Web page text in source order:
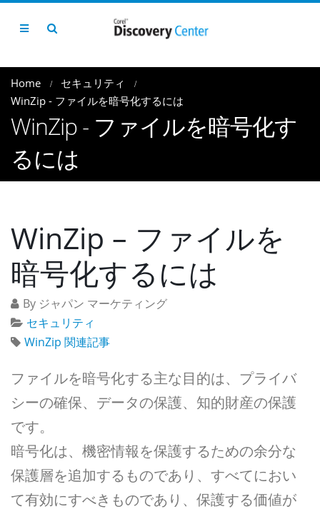
Home
セキュリティ
WinZip - ファイルを暗号化するには
WinZip - ファイルを暗号化す
るには
WinZip – ファイルを
暗号化するには
By ジャパン マーケティング
セキュリティ
WinZip 関連記事
ファイルを暗号化する主な目的は、プライバ
シーの確保、データの保護、知的財産の保護
です。
暗号化は、機密情報を保護するための余分な
保護層を追加するものであり、すべてにおい
て有効にすべきものであり、保護する価値が